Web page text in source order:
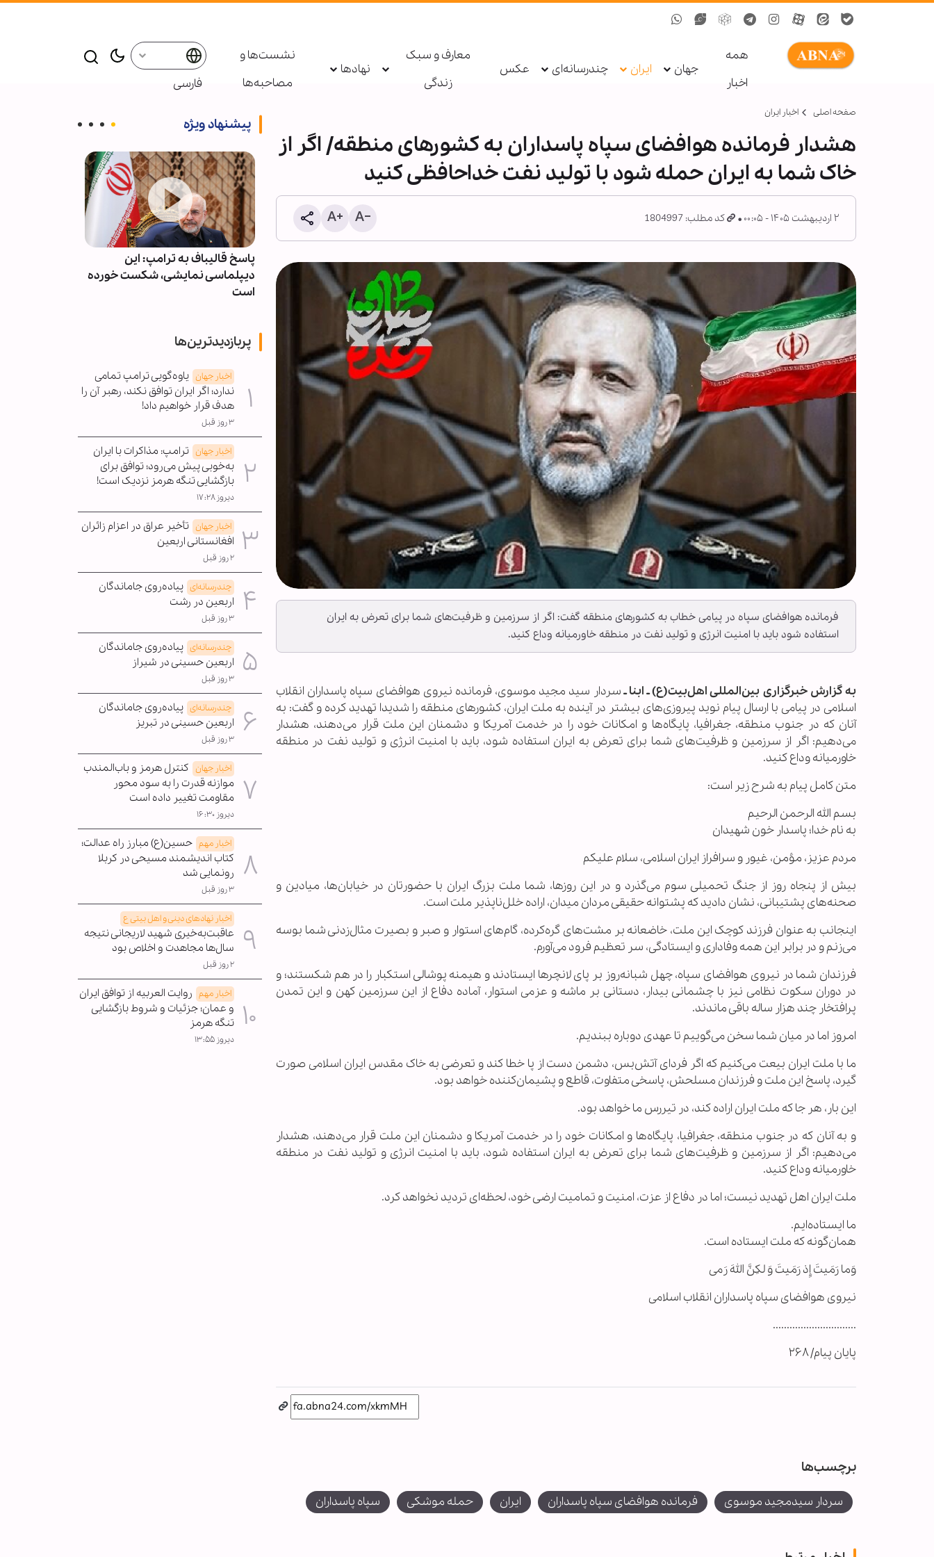
همه
اخبار
جهان ایران چندرسانه‌ای عکس
معارف و سبک
زندگی
نهادها
نشست‌ها و
مصاحبه‌ها
فارسی
صفحه اصلی اخبار ایران
هشدار فرمانده هوافضای سپاه پاسداران به کشورهای منطقه/ اگر از
خاک شما به ایران حمله شود با تولید نفت خداحافظی کنید
۲ اردیبهشت ۱۴۰۵ - ۰۰:۰۵ کد مطلب: 1804997
فرمانده هوافضای سپاه در پیامی خطاب به کشورهای منطقه گفت: اگر از سرزمین و ظرفیت‌های شما برای تعرض به ایران
استفاده شود باید با امنیت انرژی و تولید نفت در منطقه خاورمیانه وداع کنید.
به گزارش خبرگزاری بین‌المللی اهل‌بیت(ع) ـ ابنا ـسردار سید مجید موسوی، فرمانده نیروی هوافضای سپاه پاسداران انقلاب
اسلامی در پیامی با ارسال پیام نوید پیروزی‌های بیشتر در آینده به ملت ایران، کشورهای منطقه را شدیدا تهدید کرده و گفت: به
آنان که در جنوب منطقه، جغرافیا، پایگاه‌ها و امکانات خود را در خدمت آمریکا و دشمنان این ملت قرار می‌دهند، هشدار
می‌دهیم: اگر از سرزمین و ظرفیت‌های شما برای تعرض به ایران استفاده شود، باید با امنیت انرژی و تولید نفت در منطقه
خاورمیانه وداع کنید.
متن کامل پیام به شرح زیر است:
بسم الله الرحمن الرحیم
به نام خدا؛ پاسدار خون شهیدان
مردم عزیز، مؤمن، غیور و سرافراز ایران اسلامی، سلام علیکم
بیش از پنجاه روز از جنگ تحمیلی سوم می‌گذرد و در این روزها، شما ملت بزرگ ایران با حضورتان در خیابان‌ها، میادین و
صحنه‌های پشتیبانی، نشان دادید که پشتوانه حقیقی مردان میدان، اراده خلل‌ناپذیر ملت است.
اینجانب به عنوان فرزند کوچک این ملت، خاضعانه بر مشت‌های گره‌کرده، گام‌های استوار و صبر و بصیرت مثال‌زدنی شما بوسه
می‌زنم و در برابر این همه وفاداری و ایستادگی، سر تعظیم فرود می‌آورم.
فرزندان شما در نیروی هوافضای سپاه، چهل شبانه‌روز بر پای لانچرها ایستادند و هیمنه پوشالی استکبار را در هم شکستند؛ و
در دوران سکوت نظامی نیز با چشمانی بیدار، دستانی بر ماشه و عزمی استوار، آماده دفاع از این سرزمین کهن و این تمدن
پرافتخار چند هزار ساله باقی ماندند.
امروز اما در میان شما سخن می‌گوییم تا عهدی دوباره ببندیم.
ما با ملت ایران بیعت می‌کنیم که اگر فردای آتش‌بس، دشمن دست از پا خطا کند و تعرضی به خاک مقدس ایران اسلامی صورت
گیرد، پاسخ این ملت و فرزندان مسلحش، پاسخی متفاوت، قاطع و پشیمان‌کننده خواهد بود.
این بار، هر جا که ملت ایران اراده کند، در تیررس ما خواهد بود.
و به آنان که در جنوب منطقه، جغرافیا، پایگاه‌ها و امکانات خود را در خدمت آمریکا و دشمنان این ملت قرار می‌دهند، هشدار
می‌دهیم: اگر از سرزمین و ظرفیت‌های شما برای تعرض به ایران استفاده شود، باید با امنیت انرژی و تولید نفت در منطقه
خاورمیانه وداع کنید.
ملت ایران اهل تهدید نیست؛ اما در دفاع از عزت، امنیت و تمامیت ارضی خود، لحظه‌ای تردید نخواهد کرد.
ما ایستاده‌ایم.
همان‌گونه که ملت ایستاده است.
وَما رَمَیتَ إِذ رَمَیتَ وَ لکِنَّ اللهَ رَمی
نیروی هوافضای سپاه پاسداران انقلاب اسلامی
..............................
پایان پیام/ ۲۶۸
برچسب‌ها
سردار سیدمجید موسوی فرمانده هوافضای سپاه پاسداران ایران حمله موشکی سپاه پاسداران
پیشنهاد ویژه
حزب‌الله: دولت لبنان مذاکرات و
امتیازدهی به تل‌آویو را متوقف کند
پاسخ قالیباف به ترامپ: این
دیپلماسی نمایشی، شکست خورده
است
پربازدیدترین‌ها
اخبار جهان یاوه‌گویی ترامپ تمامی
ندارد؛ اگر ایران توافق نکند، رهبر آن را
هدف قرار خواهیم داد!
۳ روز قبل
اخبار جهان ترامپ: مذاکرات با ایران
به‌خوبی پیش می‌رود؛ توافق برای
بازگشایی تنگه هرمز نزدیک است!
دیروز ۱۷:۲۸
اخبار جهان تأخیر عراق در اعزام زائران
افغانستانی اربعین
۲ روز قبل
چندرسانه‌ای پیاده‌روی جاماندگان
اربعین در رشت
۳ روز قبل
چندرسانه‌ای پیاده‌روی جاماندگان
اربعین حسینی در شیراز
۳ روز قبل
چندرسانه‌ای پیاده‌روی جاماندگان
اربعین حسینی در تبریز
۳ روز قبل
اخبار جهان کنترل هرمز و باب‌المندب
موازنه قدرت را به سود محور
مقاومت تغییر داده است
دیروز ۱۶:۳۰
اخبار مهم حسین(ع) مبارز راه عدالت؛
کتاب اندیشمند مسیحی در کربلا
رونمایی شد
۳ روز قبل
اخبار نهادهای دینی و اهل بیتی ع
عاقبت‌به‌خیری شهید لاریجانی نتیجه
سال‌ها مجاهدت و اخلاص بود
۲ روز قبل
اخبار مهم روایت العربیه از توافق ایران
و عمان؛ جزئیات و شروط بازگشایی
تنگه هرمز
دیروز ۱۳:۵۵